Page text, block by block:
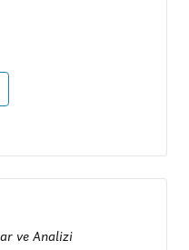
ve Analizi